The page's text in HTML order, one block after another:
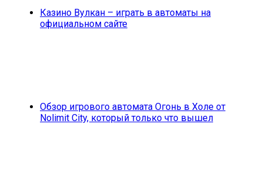
Казино Вулкан – играть в автоматы на
официальном сайте
Обзор игрового автомата Огонь в Холе от
Nolimit City, который только что вышел